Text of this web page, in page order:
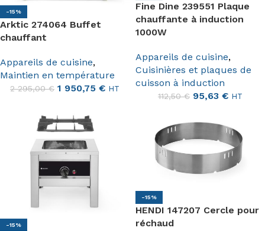
-15%
Arktic 274064 Buffet
chauffant
Appareils de cuisine,
Maintien en température
2 295,00€ 1 950,75 € HT
Fine Dine 239551 Plaque
chauffante à induction
1000W
Appareils de cuisine,
Cuisinières et plaques de
cuisson à induction
112,50€ 95,63 € HT
-15%
-15%
HENDI 147207 Cercle pour
réchaud